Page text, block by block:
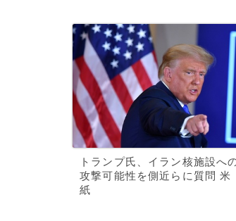
トランプ氏、イラン核施設へ
攻撃可能性を側近らに質問 米
紙